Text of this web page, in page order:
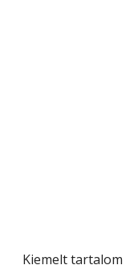
Kiemelt tartalom